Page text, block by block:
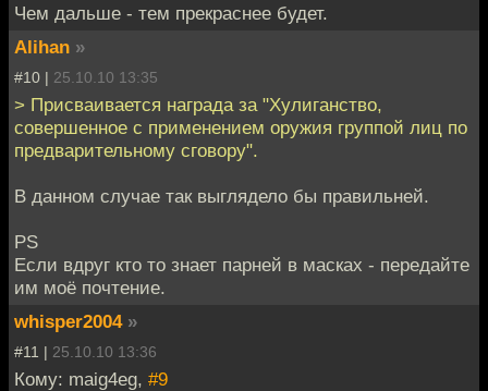
Чем дальше - тем прекраснее будет.
Alihan »
#10 | 25.10.10 13:35
> Присваивается награда за "Хулиганство,
совершенное с применением оружия группой лиц по
предварительному сговору".
В данном случае так выглядело бы правильней.
PS
Если вдруг кто то знает парней в масках - передайте
им моё почтение.
whisper2004 »
#11 | 25.10.10 13:36
Кому: maig4eg, #9